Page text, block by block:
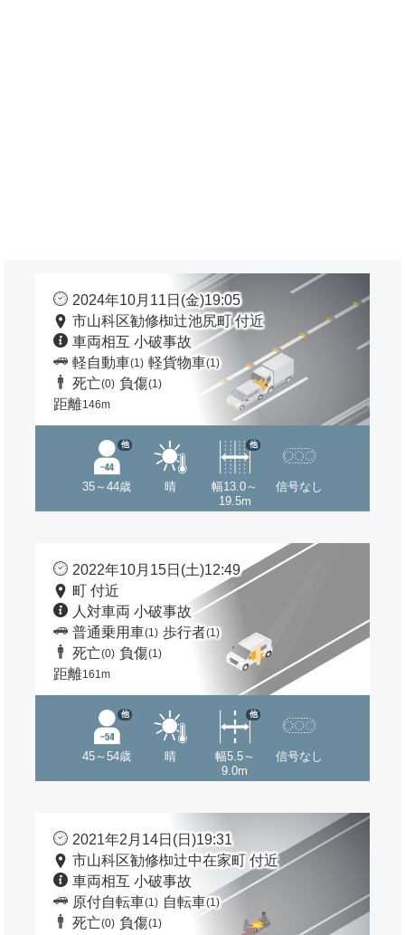
2024年10月11日(金)19:05
市山科区勧修椥辻池尻町 付近
車両相互 小破事故
軽自動車(1) 軽貨物車(1)
死亡(0) 負傷(1)
距離146m
35～44歳
他
晴
幅13.0～
19.5m
他
信号なし
2022年10月15日(土)12:49
町 付近
人対車両 小破事故
普通乗用車(1) 歩行者(1)
死亡(0) 負傷(1)
距離161m
45～54歳
他
晴
幅5.5～
9.0m
他
信号なし
2021年2月14日(日)19:31
市山科区勧修椥辻中在家町 付近
車両相互 小破事故
原付自転車(1) 自転車(1)
死亡(0) 負傷(1)